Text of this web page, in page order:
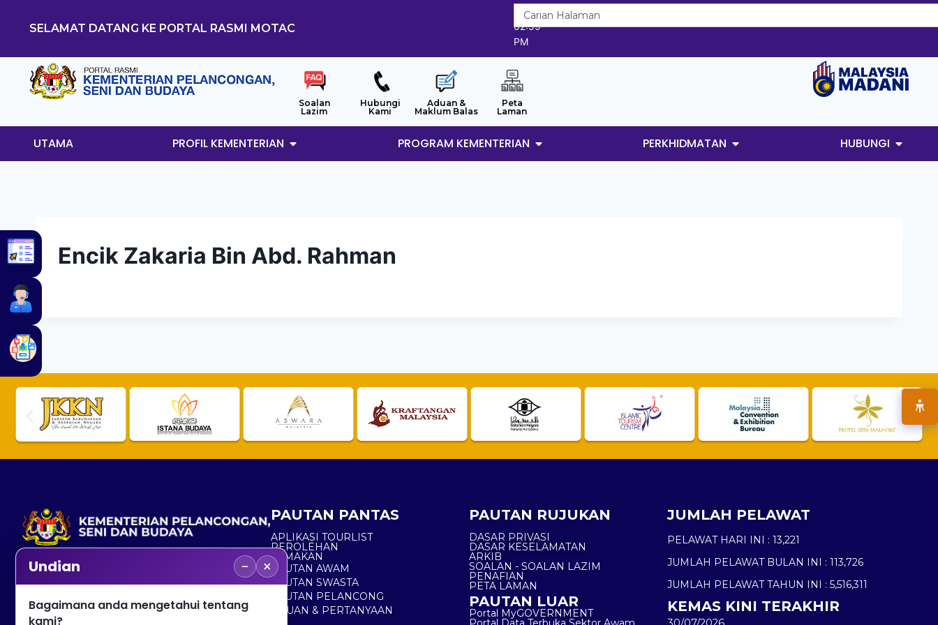
SELAMAT DATANG KE PORTAL RASMI MOTAC
7/8/2026
02:59
PM
Soalan
Lazim
Hubungi
Kami
Aduan &
Maklum Balas
Peta
Laman
UTAMA PROFIL KEMENTERIAN PROGRAM KEMENTERIAN PERKHIDMATAN HUBUNGI
Encik Zakaria Bin Abd. Rahman
No. 2, Menara 1, Jalan P5/6, Presint 5,
+603 8000 8000
PAUTAN PANTAS
APLIKASI TOURLIST
PEROLEHAN
SEMAKAN
PAUTAN AWAM
PAUTAN SWASTA
PAUTAN PELANCONG
ADUAN & PERTANYAAN
PAUTAN RUJUKAN
DASAR PRIVASI
DASAR KESELAMATAN
ARKIB
SOALAN - SOALAN LAZIM
PENAFIAN
PETA LAMAN
PAUTAN LUAR
Portal MyGOVERNMENT
JUMLAH PELAWAT
PELAWAT HARI INI : 13,221
JUMLAH PELAWAT BULAN INI : 113,726
JUMLAH PELAWAT TAHUN INI : 5,516,311
KEMAS KINI TERAKHIR
Undian − ×
Bagaimana anda mengetahui tentang
kami?